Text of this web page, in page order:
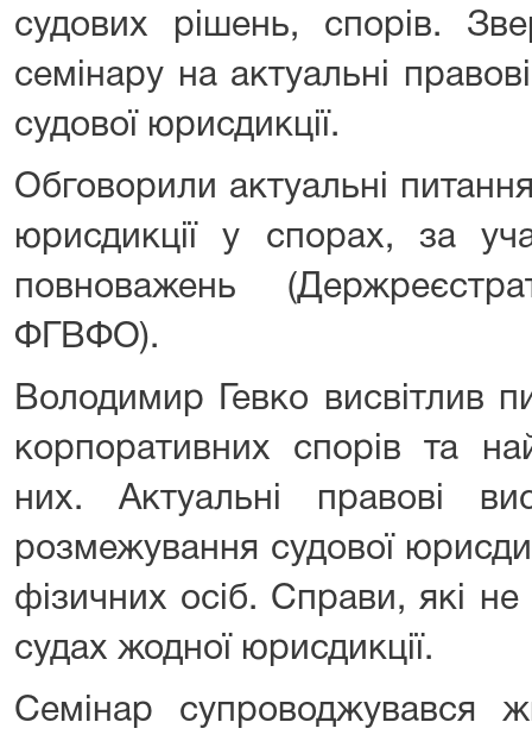
судових рішень, спорів.
семінару на актуальні
судової юрисдикції.
Обговорили актуальні
юрисдикції у спорах, за
повноважень
ФГВФО).
Володимир Гевко висвітлив
корпоративних спорів та
них. Актуальні правові
розмежування судової
фізичних осіб. Справи, які
судах жодної юрисдикції.
Семінар супроводжувався